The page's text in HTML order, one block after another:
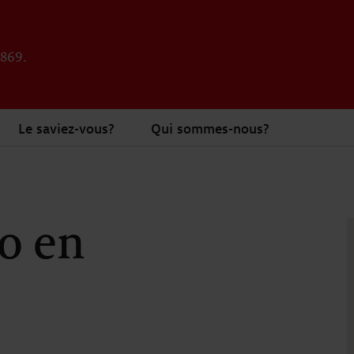
Le saviez-vous? Qui sommes-nous?
en